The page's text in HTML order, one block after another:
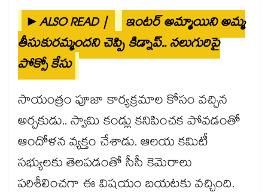
►ALSO READ |
ఇంటర్ అమ్మాయిని అమ్మ
తీసుకురమ్మందని చెప్పి కిడ్నాప్.. నలుగురిపై
పోక్సో కేసు
సాయంత్రం పూజా కార్యక్రమాల కోసం వచ్చిన
అర్చకుడు.. స్వామి కండ్లు కనిపించక పోవడంతో
ఆందోళన వ్యక్తం చేశాడు. ఆలయ కమిటీ
సభ్యులకు తెలపడంతో సీసీ కెమెరాలు
పరిశీలించగా ఈ విషయం బయటకు వచ్చింది.